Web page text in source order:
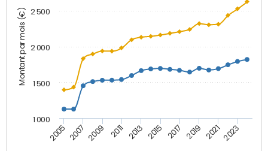
Montant par mois (€)
2005 2007 2009 2011 2013 2015 2017 2019 2021 2023
1 000
1 500
2 000
2 500